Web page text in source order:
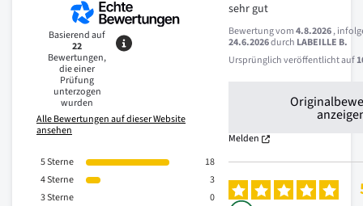
Basierend auf
22
Bewertungen,
die einer
Prüfung
unterzogen
wurden
Alle Bewertungen auf dieser Website
ansehen
5Sterne
18
4Sterne
3
3Sterne
0
sehr gut
Bewertung vom4.8.2026,
24.6.2026durch LABEILLE B.
Ursprünglich veröffentlicht auf
Melden